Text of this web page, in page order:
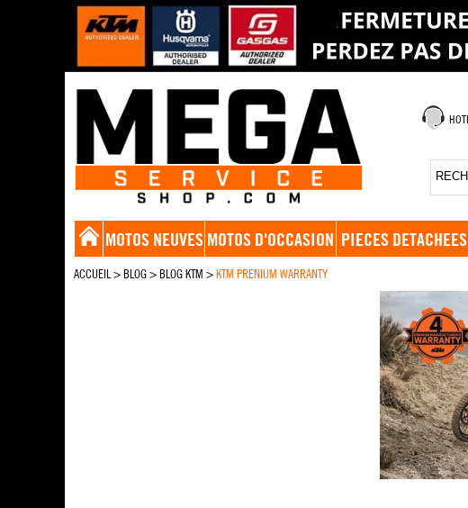
MOTOS NEUVES MOTOS D'OCCASION PIECES
ACCUEIL> BLOG> BLOG KTM >KTM PRENIUM WARRANTY